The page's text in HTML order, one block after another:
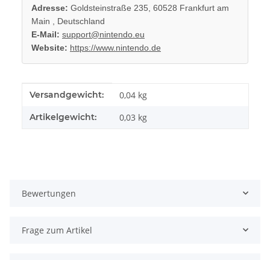
Adresse: Goldsteinstraße 235, 60528 Frankfurt am
Main , Deutschland
E-Mail: support@nintendo.eu
Website: https://www.nintendo.de
Produkteigenschaft
Wert
Versandgewicht: 0,04 kg
Artikelgewicht: 0,03 kg
Bewertungen
Frage zum Artikel